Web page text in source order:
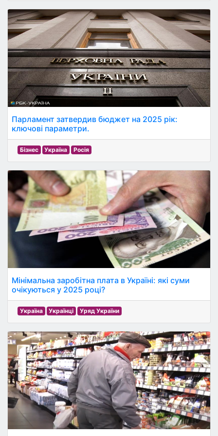
Парламент затвердив бюджет на 2025 рік:
ключові параметри.
Бізнес Україна Росія
Мінімальна заробітна плата в Україні: які суми
очікуються у 2025 році?
Україна Українці Уряд України